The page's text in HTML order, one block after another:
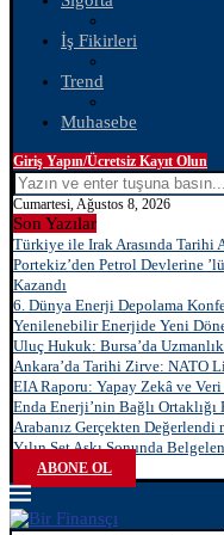
İş Fikirleri
Trend
Muhasebe
Giriş Yapın/Ücretsiz Kayıt Olun
Cumartesi, Ağustos 8, 2026
Son Yazılar
Türkiye ile Irak Arasında Tarihi
Portekiz’den Petrol Devlerine
Kazandı
6. Dünya Enerji Depolama
Yenilenebilir Enerjide Yeni
Uluç Hukuk: Bursa’da
Ankara’da Tarihi Zirve: NATO
EIA Raporu: Yapay Zekâ ve
Enda Enerji’nin Bağlı Ortaklığı
Arabanız Gerçekten Değerlendi
Yılın Set Aşkı Sonunda
ABONE OL